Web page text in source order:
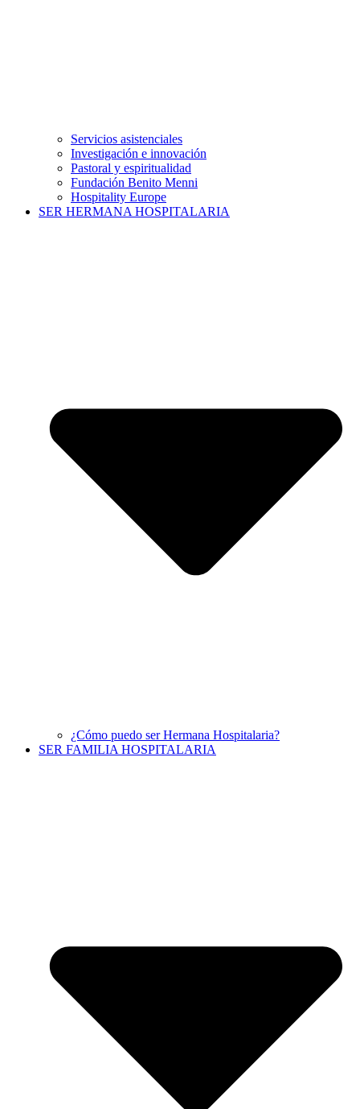
Servicios asistenciales
Investigación e innovación
Pastoral y espiritualidad
Fundación Benito Menni
Hospitality Europe
SER HERMANA HOSPITALARIA
¿Cómo puedo ser Hermana Hospitalaria?
SER FAMILIA HOSPITALARIA